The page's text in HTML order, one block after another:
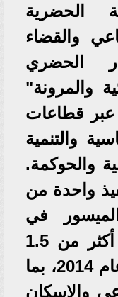
الحضرية
والقضاء
الحضري
والمرونة"
قطاعات
والتنمية
والحوكمة.
واحدة من
في
المنطقة، حيث تم تنفيذ أكثر من 1.5
مليون وحدة سكنية منذ عام 2014، بما
والإسكان